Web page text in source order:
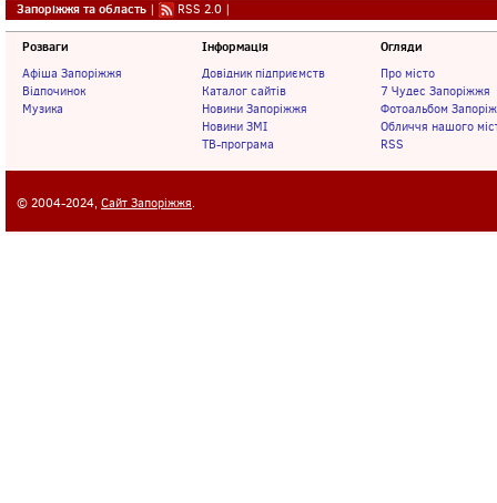
Запоріжжя та область | RSS 2.0 |
Розваги
Афіша Запоріжжя
Відпочинок
Музика
Інформація
Довідник підприємств
Каталог сайтів
Новини Запоріжжя
Новини ЗМІ
ТВ-програма
Огляди
Про місто
7 Чудес Запоріжжя
Фотоальбом
Обличчя нашого
RSS
© 2004-2024, Сайт Запоріжжя.